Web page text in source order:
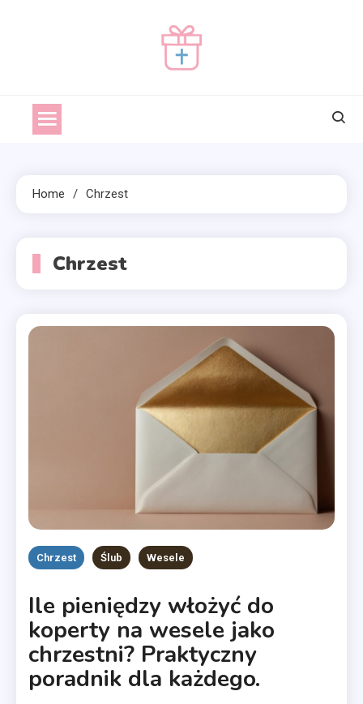
Home Chrzest
Chrzest
Chrzest Ślub Wesele
Ile pieniędzy włożyć do
koperty na wesele jako
chrzestni? Praktyczny
poradnik dla każdego.